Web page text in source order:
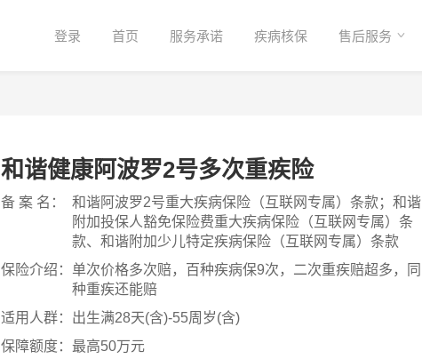
登录 首页 服务承诺 疾病核保 售后服务
和谐健康阿波罗2号多次重疾险
备 案 名：
和谐阿波罗2号重大疾病保险（互联网专属）条款；和谐
附加投保人豁免保险费重大疾病保险（互联网专属）条
款、和谐附加少儿特定疾病保险（互联网专属）条款
保险介绍： 单次价格多次赔，百种疾病保9次，二次重疾赔超多，同
种重疾还能赔
适用人群： 出生满28天(含)-55周岁(含)
保障额度： 最高50万元